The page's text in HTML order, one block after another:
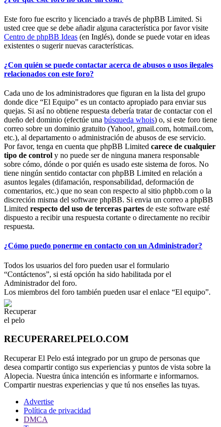
Este foro fue escrito y licenciado a través de phpBB Limited. Si
usted cree que se debe añadir alguna característica por favor visite
Centro de phpBB Ideas (en Inglés), donde se puede votar en ideas
existentes o sugerir nuevas características.
¿Con quién se puede contactar acerca de abusos o usos ilegales
relacionados con este foro?
Cada uno de los administradores que figuran en la lista del grupo
donde dice “El Equipo” es un contacto apropiado para enviar sus
quejas. Si así no obtiene respuesta debería tratar de contactar con el
dueño del dominio (efectúe una búsqueda whois) o, si este foro tiene
correo sobre un dominio gratuito (Yahoo!, gmail.com, hotmail.com,
etc.), al departamento o administración de abusos de ese servicio.
Por favor, tenga en cuenta que phpBB Limited carece de cualquier
tipo de control y no puede ser de ninguna manera responsable
sobre cómo, dónde o por quién es usado este sistema de foros. No
tiene ningún sentido contactar con phpBB Limited en relación a
asuntos legales (difamación, responsabilidad, deformación de
comentarios, etc.) que no sean con respecto al sitio phpbb.com o la
discreción misma del software phpBB. Si envia un correo a phpBB
Limited respecto del uso de terceras partes de este software esté
dispuesto a recibir una respuesta cortante o directamente no recibir
respuesta.
¿Cómo puedo ponerme en contacto con un Administrador?
Todos los usuarios del foro pueden usar el formulario
“Contáctenos”, si está opción ha sido habilitada por el
Administrador del foro.
Los miembros del foro también pueden usar el enlace “El equipo”.
RECUPERARELPELO.COM
Recuperar El Pelo está integrado por un grupo de personas que
desea compartir contigo sus experiencias y puntos de vista sobre la
Alopecia. Nuestra única intención es informarte e informarnos.
Compartir nuestras experiencias y que tú nos enseñes las tuyas.
Advertise
Política de privacidad
DMCA